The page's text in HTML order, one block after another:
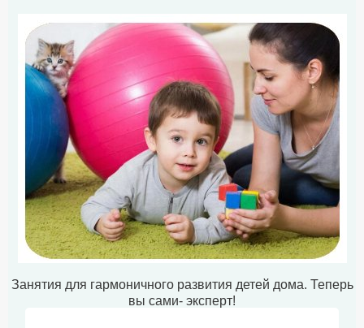
Занятия для гармоничного развития детей дома. Теперь
вы сами- эксперт!